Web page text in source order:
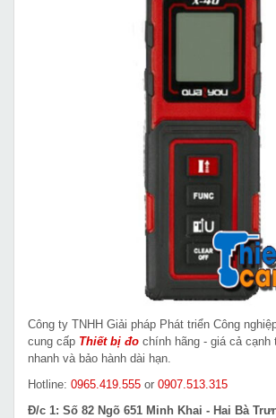
Công ty TNHH Giải pháp Phát triển Công
cung cấp Thiết bị đo chính hãng - giá cả cạnh
nhanh và bảo hành dài hạn.
Hotline: 0965.419.555 or 0907.513.315
Đ/c 1: Số 82 Ngõ 651 Minh Khai - Hai Bà